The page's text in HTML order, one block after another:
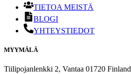
TIETOA MEISTÄ
BLOGI
YHTEYSTIEDOT
MYYMÄLÄ
Tiilipojanlenkki 2, Vantaa 01720 Finland